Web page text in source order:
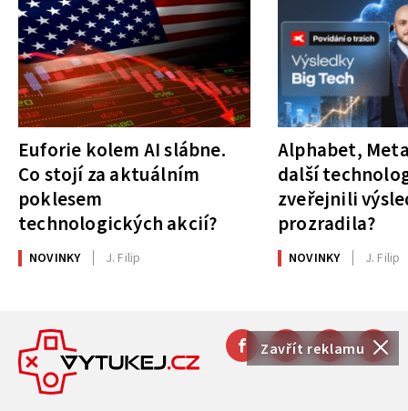
Zavřít reklamu
Euforie kolem AI slábne.
Co stojí za aktuálním
poklesem
technologických akcií?
NOVINKY J. Filip
Alphabet,
další
zveřejnili
prozradila?
NOVINKY J. Filip